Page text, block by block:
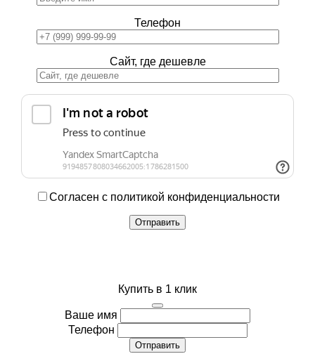
Телефон
Сайт, где дешевле
Согласен с политикой конфиденциальности
Купить в 1 клик
Ваше имя
Телефон
Отправить